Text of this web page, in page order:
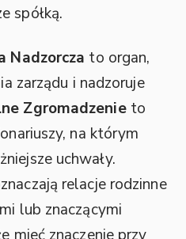
spółką.
Nadzorcza to organ,
zarządu i nadzoruje
Zgromadzenieto
na którym
uchwały.
relacje rodzinne
lub znaczącymi